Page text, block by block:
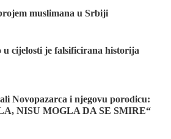
muslimana u Srbiji
cijelosti je falsificirana historija
Novopazarca i njegovu porodicu:
NISU MOGLA DA SE SMIRE“